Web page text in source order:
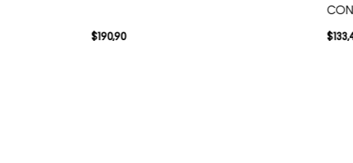
$190,90 $133,